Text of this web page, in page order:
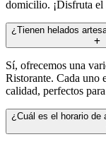
domicilio. ¡Disfruta el
¿Tienen helados
Sí, ofrecemos una
Ristorante. Cada uno
calidad, perfectos
¿Cuál es el horario de